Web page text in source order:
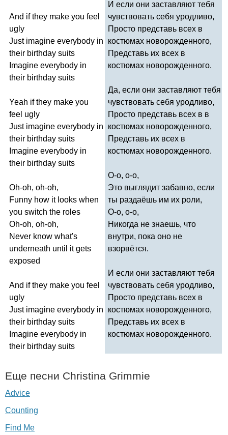
And if they make you feel
ugly
Just imagine everybody in
their birthday suits
Imagine everybody in
their birthday suits
Yeah if they make you
feel ugly
Just imagine everybody in
their birthday suits
Imagine everybody in
their birthday suits
Oh-oh, oh-oh,
Funny how it looks when
you switch the roles
Oh-oh, oh-oh,
Never know what's
underneath until it gets
exposed
And if they make you feel
ugly
Just imagine everybody in
their birthday suits
Imagine everybody in
their birthday suits
И если они заставляют тебя
чувствовать себя уродливо,
Просто представь всех в
костюмах новорожденного,
Представь их всех в
костюмах новорожденного.
Да, если они заставляют тебя
чувствовать себя уродливо,
Просто представь всех в в
костюмах новорожденного,
Представь их всех в
костюмах новорожденного.
О-о, о-о,
Это выглядит забавно, если
ты раздаёшь им их роли,
О-о, о-о,
Никогда не знаешь, что
внутри, пока оно не
взорвётся.
И если они заставляют тебя
чувствовать себя уродливо,
Просто представь всех в
костюмах новорожденного,
Представь их всех в
костюмах новорожденного.
Еще песни Christina Grimmie
Advice
Counting
Find Me